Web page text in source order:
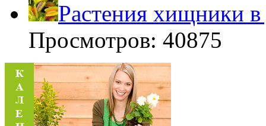
Растения хищники
Просмотров: 40875